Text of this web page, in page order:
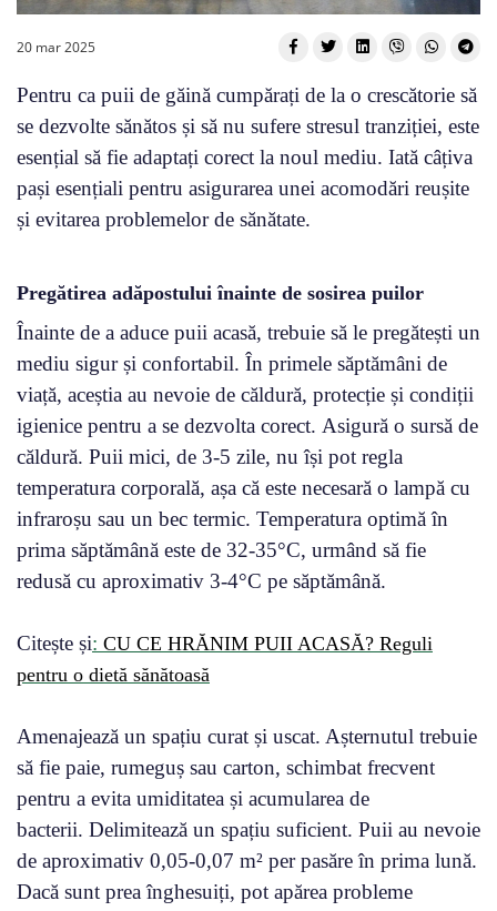
20 mar 2025
Pentru ca puii de găină cumpărați de la o crescătorie să
se dezvolte sănătos și să nu sufere stresul tranziției, este
esențial să fie adaptați corect la noul mediu. Iată câțiva
pași esențiali pentru asigurarea unei acomodări reușite
și evitarea problemelor de sănătate.
Pregătirea adăpostului înainte de sosirea puilor
Înainte de a aduce puii acasă, trebuie să le pregătești un
mediu sigur și confortabil. În primele săptămâni de
viață, aceștia au nevoie de căldură, protecție și condiții
igienice pentru a se dezvolta corect. Asigură o sursă de
căldură. Puii mici, de 3-5 zile, nu își pot regla
temperatura corporală, așa că este necesară o lampă cu
infraroșu sau un bec termic. Temperatura optimă în
prima săptămână este de 32-35°C, urmând să fie
redusă cu aproximativ 3-4°C pe săptămână.
Citește și: CU CE HRĂNIM PUII ACASĂ? Reguli
pentru o dietă sănătoasă
Amenajează un spațiu curat și uscat. Așternutul trebuie
să fie paie, rumeguș sau carton, schimbat frecvent
pentru a evita umiditatea și acumularea de
bacterii. Delimitează un spațiu suficient. Puii au nevoie
de aproximativ 0,05-0,07 m² per pasăre în prima lună.
Dacă sunt prea înghesuiți, pot apărea probleme